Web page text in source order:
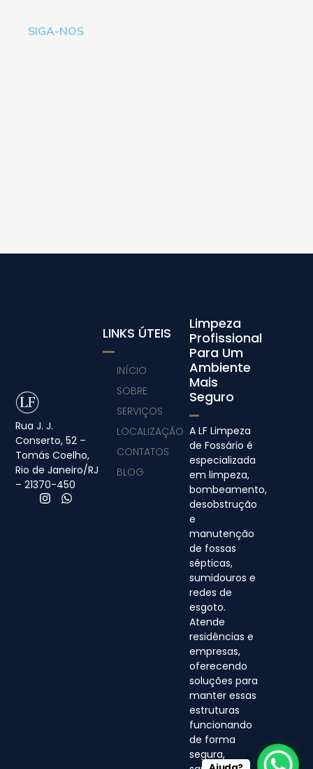
SIGA-NOS
Rua J. J.
Conserto, 52 –
Tomás Coelho,
Rio de Janeiro/RJ
– 21370-450
Limpeza
Profissional
Para Um
Ambiente
Mais
Seguro
A LF Limpeza
de Fossário é
especializada
em limpeza,
bombeamento,
desobstrução
e
manutenção
de fossas
sépticas,
sumidouros e
redes de
esgoto.
Atende
residências e
empresas,
oferecendo
soluções para
manter essas
estruturas
funcionando
de forma
segura,
LINKS ÚTEIS
INÍCIO
SOBRE
SERVIÇOS
LOCALIZAÇÃO
CONTATOS
BLOG